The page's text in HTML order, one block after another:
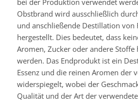
bei der Produktion verwendet
Obstbrand wird ausschließlich
und anschließende Destillation von
hergestellt. Dies bedeutet, dass
Aromen, Zucker oder andere Stoffe
werden. Das Endprodukt ist ein
Essenz und die reinen Aromen der
widerspiegelt, wobei der
Qualität und der Art der